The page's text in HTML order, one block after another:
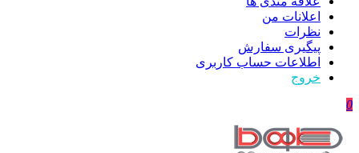
اعلانات من
نظرات
پیگیری سفارش
اطلاعات حساب كاربری
خروج
0